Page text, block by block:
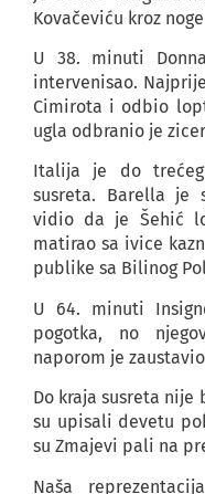
Kovačeviću kroz
U 38. minuti
intervenisao.
Cimirota i odbio
ugla odbranio je
Italija je do
susreta. Barella je
vidio da je Šehić
matirao sa ivice
publike sa Bilinog
U 64. minuti
pogotka, no
naporom je
Do kraja susreta
su upisali devetu
su Zmajevi pali na
Naša